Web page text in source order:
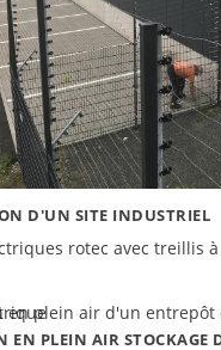
D'UN SITE INDUSTRIEL
rotec avec treillis
EN PLEIN AIR STOCKAGE